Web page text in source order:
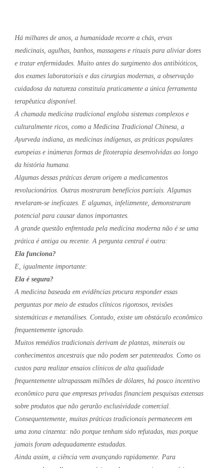
Há milhares de anos, a humanidade recorre a chás, ervas
medicinais, agulhas, banhos, massagens e rituais para aliviar dores
e tratar enfermidades. Muito antes do surgimento dos antibióticos,
dos exames laboratoriais e das cirurgias modernas, a observação
cuidadosa da natureza constituía praticamente a única ferramenta
terapêutica disponível.
A chamada medicina tradicional engloba sistemas complexos e
culturalmente ricos, como a Medicina Tradicional Chinesa, a
Ayurveda indiana, as medicinas indígenas, as práticas populares
europeias e inúmeras formas de fitoterapia desenvolvidas ao longo
da história humana.
Algumas dessas práticas deram origem a medicamentos
revolucionários. Outras mostraram benefícios parciais. Algumas
revelaram-se ineficazes. E algumas, infelizmente, demonstraram
potencial para causar danos importantes.
A grande questão enfrentada pela medicina moderna não é se uma
prática é antiga ou recente. A pergunta central é outra:
Ela funciona?
E, igualmente importante:
Ela é segura?
A medicina baseada em evidências procura responder essas
perguntas por meio de estudos clínicos rigorosos, revisões
sistemáticas e metanálises. Contudo, existe um obstáculo econômico
frequentemente ignorado.
Muitos remédios tradicionais derivam de plantas, minerais ou
conhecimentos ancestrais que não podem ser patenteados. Como os
custos para realizar ensaios clínicos de alta qualidade
frequentemente ultrapassam milhões de dólares, há pouco incentivo
econômico para que empresas privadas financiem pesquisas extensas
sobre produtos que não gerarão exclusividade comercial.
Consequentemente, muitas práticas tradicionais permanecem em
uma zona cinzenta: não porque tenham sido refutadas, mas porque
jamais foram adequadamente estudadas.
Ainda assim, a ciência vem avançando rapidamente. Para